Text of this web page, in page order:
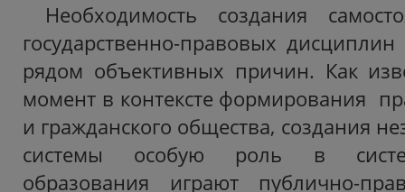
Необходимость создания
государственно-правовых
рядом объективных причин. Как
момент в контексте формирования
и гражданского общества, создания
системы особую роль в
образования играют публично-